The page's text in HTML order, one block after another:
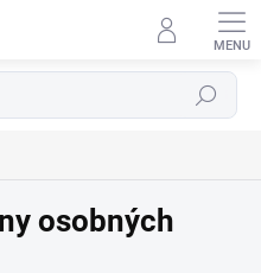
Hľadať
osobných